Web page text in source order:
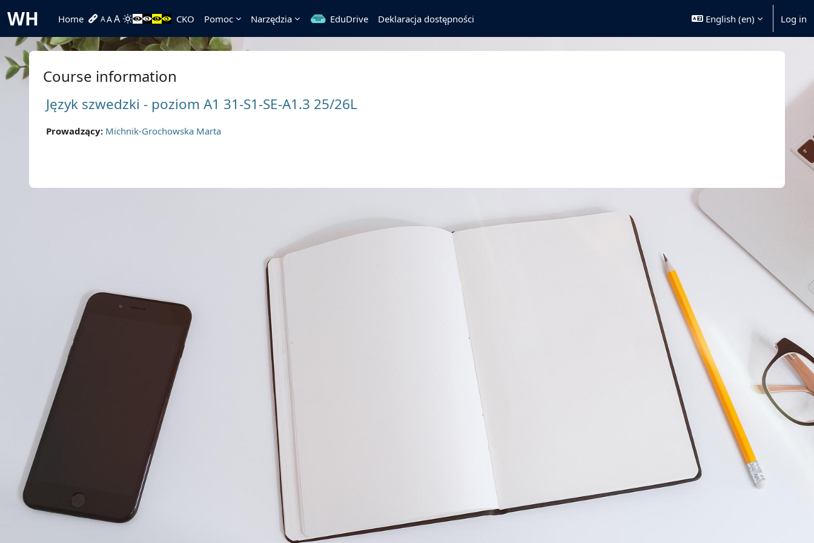
WH Home AAA CKO Pomoc Narzędzia EduDrive Deklaracja dostępności English ‎(en)‎ Log in
Course information
Język szwedzki - poziom A1 31-S1-SE-A1.3 25/26L
Prowadzący: Michnik-Grochowska Marta